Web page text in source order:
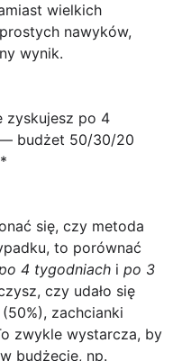
wielkich
nawyków,
wynik.
zyskujesz po 4
budżet 50/30/20
się, czy metoda
to porównać
4 tygodniach i po 3
czy udało się
zachcianki
zwykle wystarcza, by
budżecie, np.